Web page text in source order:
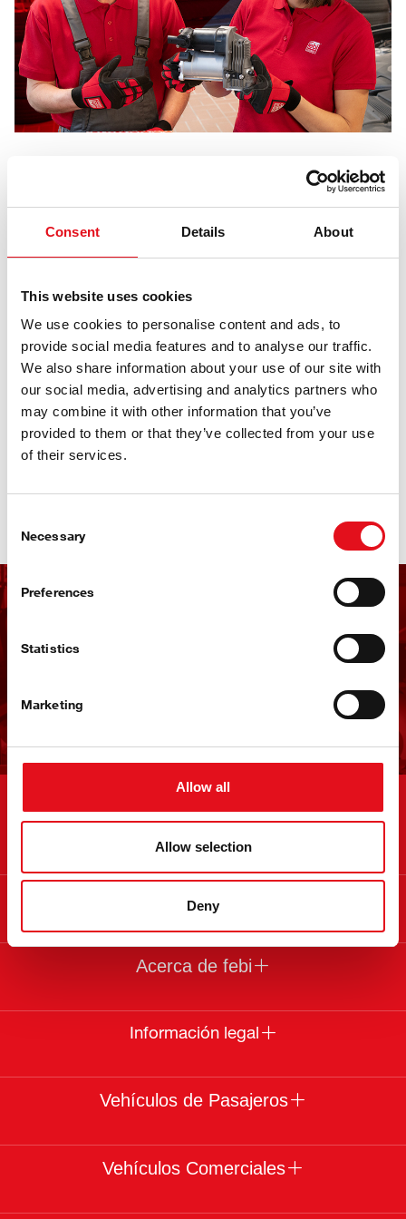
Consent Details About
This website uses cookies
We use cookies to personalise content and ads, to
provide social media features and to analyse our traffic.
We also share information about your use of our site with
our social media, advertising and analytics partners who
may combine it with other information that you’ve
provided to them or that they’ve collected from your use
of their services.
Selection
Necessary
Preferences
Statistics
Marketing
Allow all
Allow selection
Deny
febi ha lanzado recientemente su nueva gama de
componentes para suspensión neumática.
amortiguadores neumáticos, muelles neumáticos y
más de 4000 aplicaciones en vehículos.
La suspensión neumática Febi ofrece componentes
compatibles con equipos originales (OE) para modelos
populares de fabricantes como Mercedes-Benz, Audi, BMW y
Para más contenido, mira la animación de suspensión
neumática de febi en YouTube:
Información
Acerca de febi
Información legal
Vehículos de Pasajeros
Vehículos Comerciales